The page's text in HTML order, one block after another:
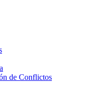
de Conflictos